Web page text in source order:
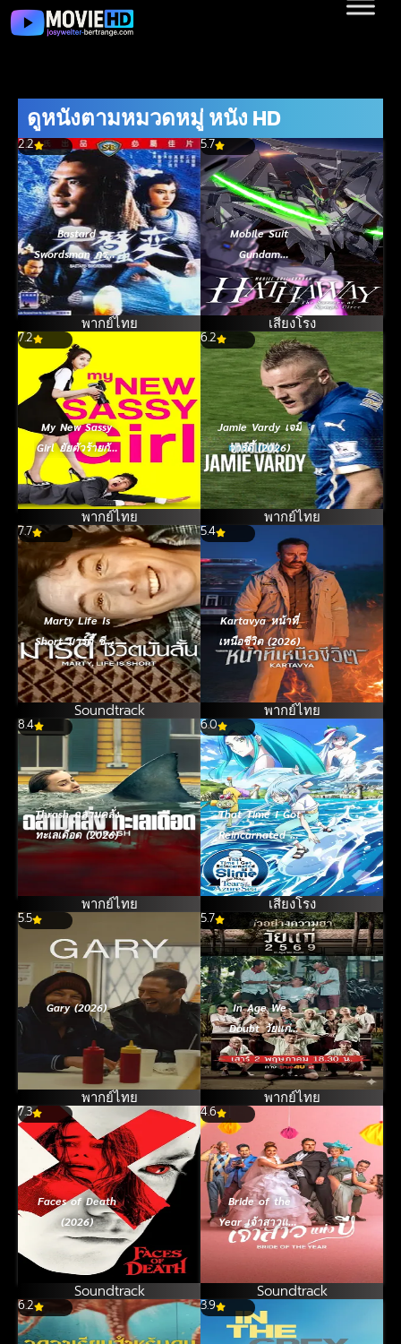
ดูหนังตามหมวดหมู่ หนัง HD
2.2
Bastard
Swordsman กระบี่
ไร้เทียมทาน
(1983)
พากย์ไทย
5.7
Mobile Suit
Gundam
Hathaway The
Sorcery of
Nymph Circe
โมบิลสูท กันดั้ม
ฮาธาเวย์ เดอะ
ซอร์เซอรี ออฟ
นิมฟ์ เซอร์ซี
(2026)
เสียงโรง
7.2
My New Sassy
Girl ยัยตัวร้ายกับ
นายเจี๋ยมเจี้ยม 2
(2016)
พากย์ไทย
6.2
Jamie Vardy เจมี่
วาร์ดี้ (2026)
พากย์ไทย
7.7
Marty Life Is
Short มาร์ตี้ ชีวิต
มันสั้น (2026)
Soundtrack
5.4
Kartavya หน้าที่
เหนือชีวิต (2026)
พากย์ไทย
8.4
Thrash ฉลามคลั่ง
ทะเลเดือด (2026)
พากย์ไทย
6.0
That Time I Got
Reincarnated as
a Slime the
Movie Tears of
the Azure Sea
เกิดใหม่ทั้งทีก็เป็น
สไลม์ไปซะแล้ว
เดอะมูฟวี่ ภาค
น้ำตาแห่งห้วง
ทะเลคราม (2026)
เสียงโรง
5.5
Gary (2026)
พากย์ไทย
5.7
In Age We
Doubt วัยแก่
2569 (2026)
พากย์ไทย
7.3
Faces of Death
(2026)
Soundtrack
4.6
Bride of the
Year เจ้าสาวแห่ง
ปี (2026)
Soundtrack
6.2 3.9